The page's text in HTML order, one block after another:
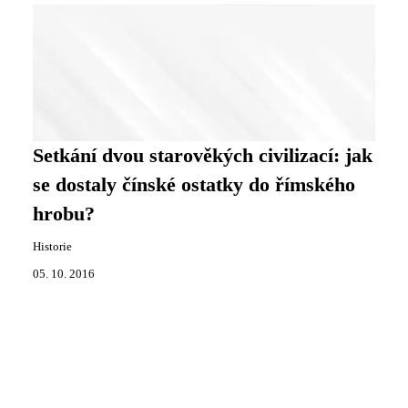
Setkání dvou starověkých civilizací: jak
se dostaly čínské ostatky do římského
hrobu?
Historie
05. 10. 2016